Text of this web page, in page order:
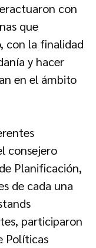
con
que
con la finalidad
y hacer
en el ámbito
consejero
Planificación,
de cada una
participaron
Políticas